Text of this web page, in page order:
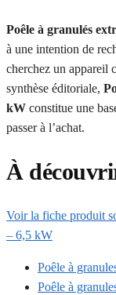
Poêle à granulés
à une intention de
cherchez un appareil
synthèse éditoriale,
kW constitue une
passer à l’achat.
À
Voir la fiche produit
– 6,5 kW
Poêle à
Poêle à